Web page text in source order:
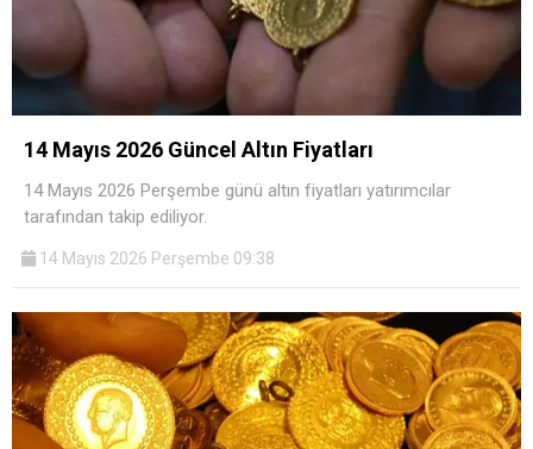
14 Mayıs 2026 Güncel Altın Fiyatları
14 Mayıs 2026 Perşembe günü altın fiyatları yatırımcılar
tarafından takip ediliyor.
14 Mayıs 2026 Perşembe 09:38